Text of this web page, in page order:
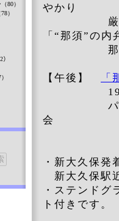
やかり
厳選した9
「“那須”の内
那須地域
【午後】
19Cヨー
パイプオ
会
・新大久保発
新大久保駅
・ステンド
ト付きです。
80）
）